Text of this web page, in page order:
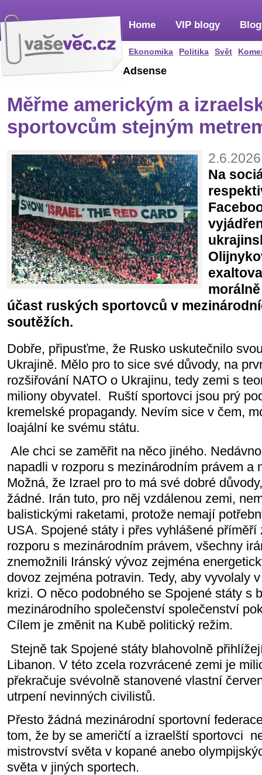
Home
Ekonomika Politika Svět
VIP blogy
Adsense
Měřme americkým a
sportovcům stejným
Na
účast ruských sportovců v
soutěžích.
Dobře, připusťme, že Rusko uskutečnilo
Ukrajině. Mělo pro to sice své důvody, na
rozšiřování NATO o Ukrajinu, tedy zemi s
miliony obyvatel. Ruští sportovci jsou prý
kremelské propagandy. Nevím sice v čem,
loajální ke svému státu.
Ale chci se zaměřit na něco jiného.
napadli v rozporu s mezinárodním právem a
Možná, že Izrael pro to má své dobré
žádné. Irán tuto, pro něj vzdálenou zemi,
balistickými raketami, protože nemají
USA. Spojené státy i přes vyhlášené příměří
rozporu s mezinárodním právem, všechny
znemožnili Iránský vývoz zejména
dovoz zejména potravin. Tedy, aby vyvolaly
krizi. O něco podobného se Spojené státy s
mezinárodního společenství společenství
Cílem je změnit na Kubě politický režim.
Stejně tak Spojené státy blahovolně
Libanon. V této zcela rozvrácené zemi je
překračuje svévolně stanovené vlastní
utrpení nevinných civilistů.
Přesto žádná mezinárodní sportovní
tom, že by se američtí a izraelští sportovci
mistrovství světa v kopané anebo
světa v jiných sportech.